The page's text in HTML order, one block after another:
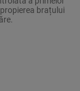
brațului